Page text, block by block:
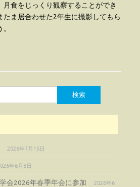
月食をじっくり観察することができ
たま居合わせた2年生に撮影してもら
2026年7月15日
年6月8日
会2026年春季年会に参加
2026年6